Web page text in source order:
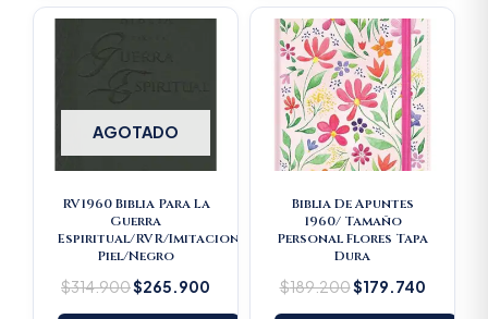
AGOTADO
RV1960 Biblia Para La
Guerra
Espiritual/RVR/Imitacion
Piel/Negro
$314.900
Original
$314.900.
$265.900
Current
$265.900.
Biblia De Apuntes
1960/ Tamaño
Personal Flores Tapa
Dura
$189.200
Original
price
was:
$189.200.
$179.740
Current
price